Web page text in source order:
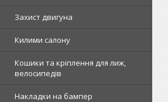
Захист двигуна
Килими салону
Кошики та кріплення для лиж,
велосипедів
Накладки на бампер